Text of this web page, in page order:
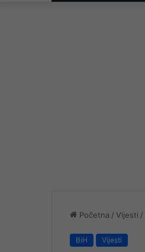
Početna / Vijesti /
BiH Vijesti